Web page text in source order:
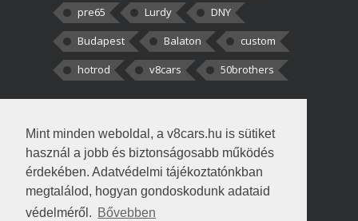
Mint minden weboldal, a v8cars.hu is sütiket
használ a jobb és biztonságosabb működés
érdekében. Adatvédelmi tájékoztatónkban
megtalálod, hogyan gondoskodunk adataid
védelméről. Bővebben
pre65
Lurdy
DNY
Budapest
Balaton
custom
hotrod
v8cars 50brothers
kortisz:Elszúrtam! Én csak két
darabbaal számoltam. Nem tudtam, hogy fél autót,
Béke: Tényleg nagyon jó kérdés volt